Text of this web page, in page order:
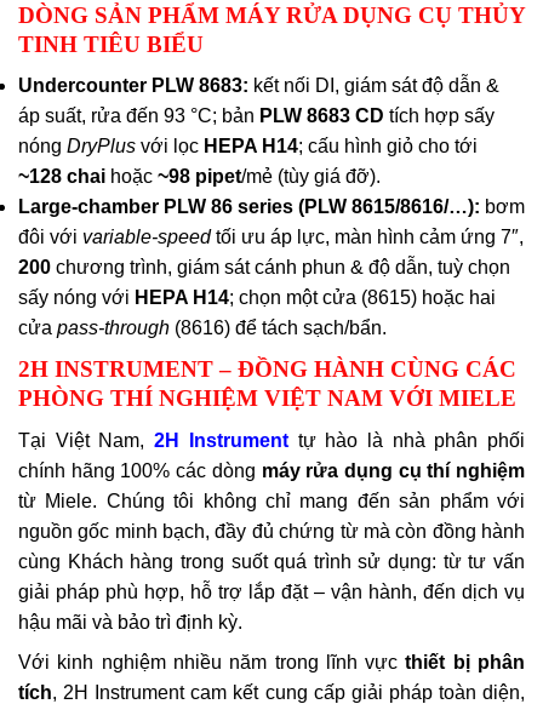
DÒNG SẢN PHẨM MÁY RỬA DỤNG CỤ THỦY
TINH TIÊU BIỂU
Undercounter PLW 8683: kết nối DI, giám sát độ dẫn &
áp suất, rửa đến 93 °C; bản PLW 8683 CD tích hợp sấy
nóng DryPlus với lọc HEPA H14; cấu hình giỏ cho tới
~128 chai hoặc ~98 pipet/mẻ (tùy giá đỡ).
Large-chamber PLW 86 series (PLW 8615/8616/…): bơm
đôi với variable-speedtối ưu áp lực, màn hình cảm ứng 7″,
200 chương trình, giám sát cánh phun & độ dẫn, tuỳ chọn
sấy nóng với HEPA H14; chọn một cửa (8615) hoặc hai
cửa pass-through (8616) để tách sạch/bẩn.
2H INSTRUMENT – ĐỒNG HÀNH CÙNG CÁC
PHÒNG THÍ NGHIỆM VIỆT NAM VỚI MIELE
Tại Việt Nam,2H Instrumenttự hào là nhà phân phối
chính hãng 100% các dòng máy rửa dụng cụ thí nghiệm
từ Miele. Chúng tôi không chỉ mang đến sản phẩm với
nguồn gốc minh bạch, đầy đủ chứng từ mà còn đồng hành
cùng Khách hàng trong suốt quá trình sử dụng: từ tư vấn
giải pháp phù hợp, hỗ trợ lắp đặt – vận hành, đến dịch vụ
hậu mãi và bảo trì định kỳ.
Với kinh nghiệm nhiều năm trong lĩnh vựcthiết bị phân
tích, 2H Instrument cam kết cung cấp giải pháp toàn diện,